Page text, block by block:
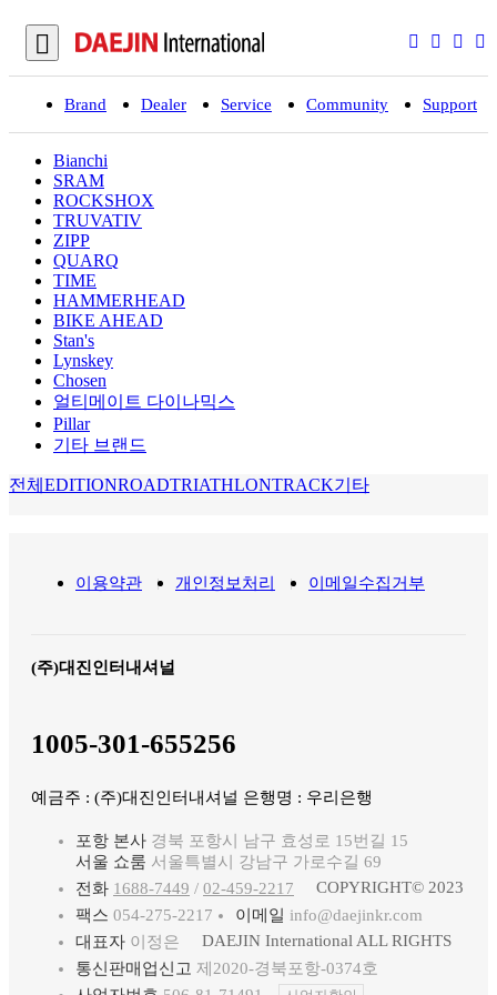
Brand Dealer Service Community Support
Bianchi
SRAM
ROCKSHOX
TRUVATIV
ZIPP
QUARQ
TIME
HAMMERHEAD
BIKE AHEAD
Stan's
Lynskey
Chosen
얼티메이트 다이나믹스
Pillar
기타 브랜드
전체 EDITIONROADTRIATHLONTRACK기타
이용약관 개인정보처리 이메일수집거부
(주)대진인터내셔널
1005-301-655256
예금주 : (주)대진인터내셔널 은행명 : 우리은행
포항 본사 경북 포항시 남구 효성로 15번길 15
서울 쇼룸 서울특별시 강남구 가로수길 69
전화 1688-7449 / 02-459-2217
팩스 054-275-2217 이메일 info@daejinkr.com
대표자 이정은
통신판매업신고 제2020-경북포항-0374호
COPYRIGHT© 2023
DAEJIN International ALL RIGHTS